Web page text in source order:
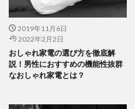
2019年11月6日
2022年2月2日
おしゃれ家電の選び方を徹底解
説！男性におすすめの機能性抜群
なおしゃれ家電とは？